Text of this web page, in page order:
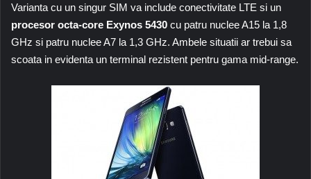
Varianta cu un singur SIM va include conectivitate LTE si un
procesor octa-core Exynos 5430 cu patru nuclee A15 la 1,8
GHz si patru nuclee A7 la 1,3 GHz. Ambele situatii ar trebui sa
scoata in evidenta un terminal rezistent pentru gama mid-range.